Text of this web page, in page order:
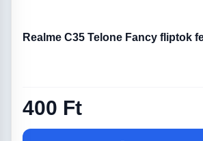
Realme C35 Telone Fancy fliptok
400 Ft